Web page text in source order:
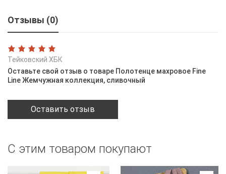
Отзывы (0)
Тейковский ХБК
Оставьте свой отзыв о товаре Полотенце махровое Fine
Line Жемчужная коллекция, сливочный
Оставить отзыв
С этим товаром покупают